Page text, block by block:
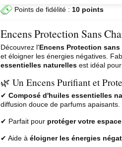
Points de fidélité : 10 points
Encens Protection Sans
Découvrez l'Encens Protection sans
et éloigner les énergies négatives.
essentielles naturelles est idéal
🌿 Un Encens Purifiant et
✔Composé d'huiles essentielles
diffusion douce de parfums apaisants.
✔ Parfait pour protéger votre espace
✔ Aide àéloigner les énergies